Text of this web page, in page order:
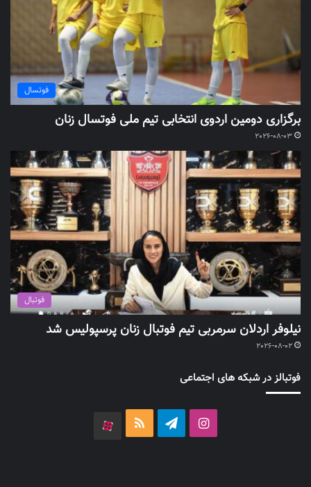
فوتسال
برگزاری دومین اردوی انتخابی تیم ملی فوتسال زنان
2026-08-03
فوتبال
نیلوفر اردلان سرمربی تیم فوتبال زنان پرسپولیس شد
2026-08-02
فوتبالز در شبکه های اجتماعی
اینستاگرامتلگرام خوراک